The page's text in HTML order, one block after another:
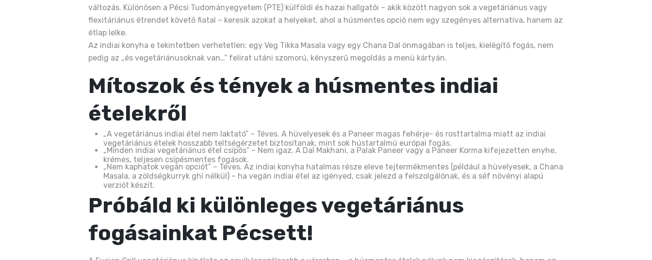
változás. Különösen a Pécsi Tudományegyetem (PTE) külföldi és hazai hallgatói – akik között nagyon sok a vegetáriánus vagy
flexitáriánus étrendet követő fiatal – keresik azokat a helyeket, ahol a húsmentes opció nem egy szegényes alternatíva, hanem az
étlap lelke.
Az indiai konyha e tekintetben verhetetlen: egy Veg Tikka Masala vagy egy Chana Dal önmagában is teljes, kielégítő fogás, nem
pedig az „és vegetáriánusoknak van…” felirat utáni szomorú, kényszerű megoldás a menü kártyán.
Mítoszok és tények a húsmentes indiai
ételekről
„A vegetáriánus indiai étel nem laktató” – Téves. A hüvelyesek és a Paneer magas fehérje- és rosttartalma miatt az indiai
vegetáriánus ételek hosszabb teltségérzetet biztosítanak, mint sok hústartalmú európai fogás.
„Minden indiai vegetáriánus étel csípős” – Nem igaz. A Dal Makhani, a Palak Paneer vagy a Paneer Korma kifejezetten enyhe,
krémes, teljesen csípésmentes fogások.
„Nem kaphatok vegán opciót” – Téves. Az indiai konyha hatalmas része eleve tejtermékmentes (például a hüvelyesek, a Chana
Masala, a zöldségkurryk ghí nélkül) – ha vegán indiai étel az igényed, csak jelezd a felszolgálónak, és a séf növényi alapú
verziót készít.
Próbáld ki különleges vegetáriánus
fogásainkat Pécsett!